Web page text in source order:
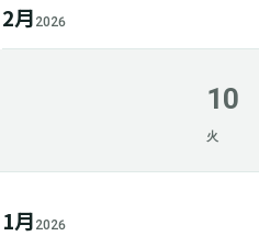
2月 2026
10
火
1月 2026